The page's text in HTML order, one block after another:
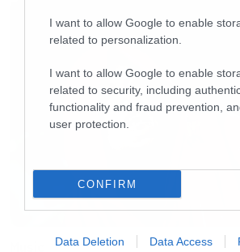
I want to allow Google to enable
related to personalization.
I want to allow Google to enable
related to security, including
functionality and fraud prevention,
user protection.
CONFIRM
Data Deletion Data Access